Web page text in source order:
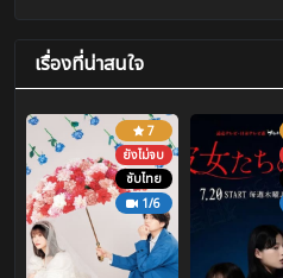
เรื่องที่น่าสนใจ
7
ยังไม่จบ
ซับไทย
1/6